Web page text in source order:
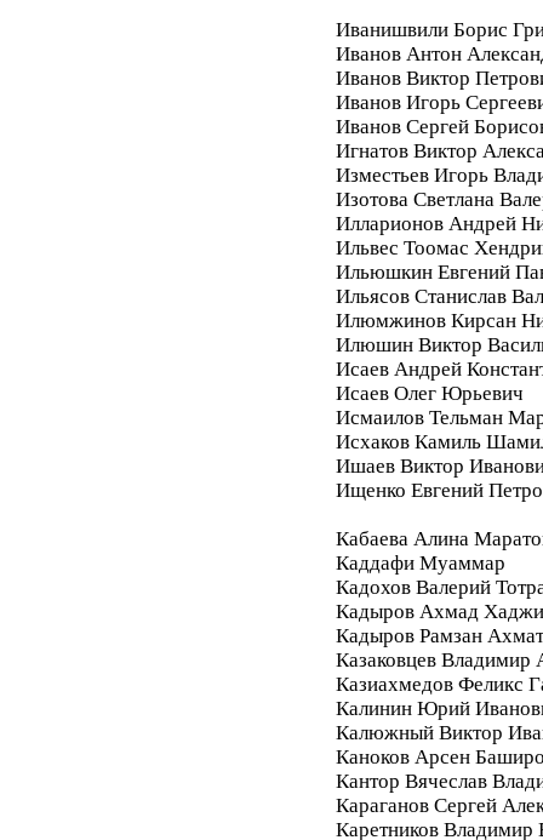
Иванишвили Борис
Иванов Антон
Иванов Виктор
Иванов Игорь
Иванов Сергей
Игнатов Виктор
Изместьев Игорь
Изотова Светлана
Илларионов Андрей
Ильвес Тоомас
Ильюшкин Евгений
Ильясов Станислав
Илюмжинов Кирсан
Илюшин Виктор
Исаев Андрей
Исаев Олег Юрьевич
Исмаилов Тельман
Исхаков Камиль
Ишаев Виктор
Ищенко Евгений
Кабаева Алина
Каддафи Муаммар
Кадохов Валерий
Кадыров Ахмад Хаджи
Кадыров Рамзан
Казаковцев Владимир
Казиахмедов Феликс
Калинин Юрий
Калюжный Виктор
Каноков Арсен
Кантор Вячеслав
Караганов Сергей
Каретников Владимир